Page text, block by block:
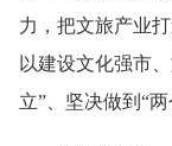
力，把文旅产业
以建设文化强市
立”、坚决做到“两